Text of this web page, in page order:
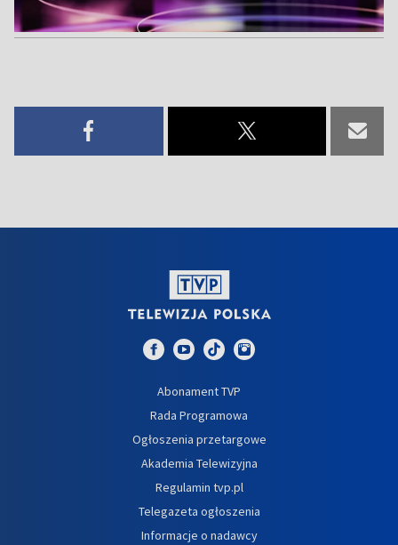
Abonament TVP
Rada Programowa
Ogłoszenia przetargowe
Akademia Telewizyjna
Regulamin tvp.pl
Telegazeta ogłoszenia
Informacje o nadawcy